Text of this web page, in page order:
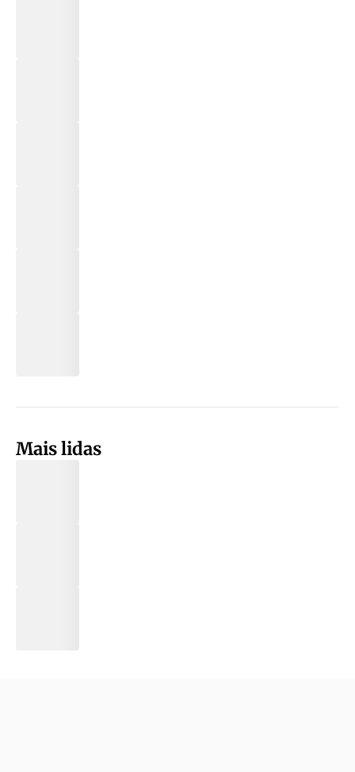
Mais lidas